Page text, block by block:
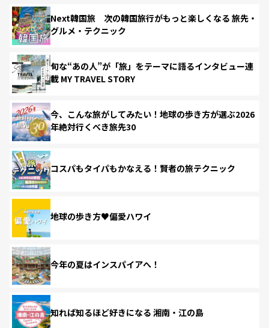
Next韓国旅 次の韓国旅行がもっと楽しくなる 旅先・
グルメ・テクニック
旬な“あの人”が「旅」をテーマに語るインタビュー連
載 MY TRAVEL STORY
今、こんな旅がしてみたい！地球の歩き方が選ぶ2026
年絶対行くべき旅先30
コスパもタイパもかなえる！賢者の旅テクニック
地球の歩き方♥偏愛ハワイ
今年の夏はインスパイアへ！
知れば知るほど好きになる 湘南・江の島